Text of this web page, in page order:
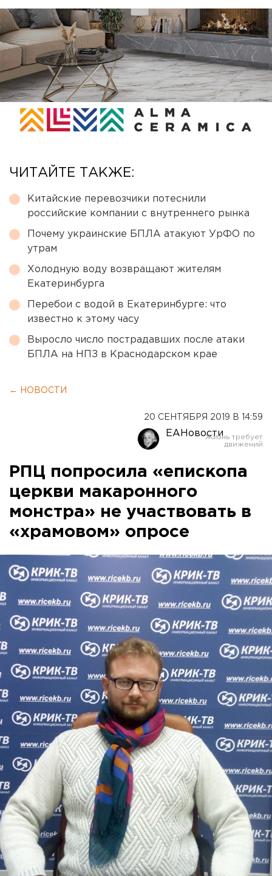
ЧИТАЙТЕ ТАКЖЕ:
Китайские перевозчики потеснили
российские компании с внутреннего рынка
Почему украинские БПЛА атакуют УрФО по
утрам
Холодную воду возвращают жителям
Екатеринбурга
Перебои с водой в Екатеринбурге: что
известно к этому часу
Выросло число пострадавших после атаки
БПЛА на НПЗ в Краснодарском крае
← НОВОСТИ
20 СЕНТЯБРЯ 2019 В 14:59
ЕАНовости
РПЦ попросила «епископа
церкви макаронного
монстра» не участвовать в
«храмовом» опросе